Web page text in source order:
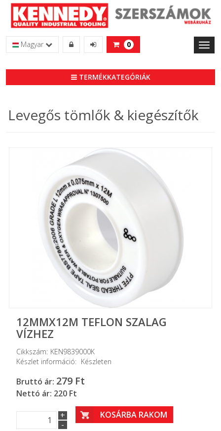
Magyar 0
TERMÉKKATEGÓRIÁK
Levegős tömlők & kiegészítők
12MMX12M TEFLON SZALAG
VÍZHEZ
Cikkszám: KEN9839000K
Készlet információ: Készleten
Bruttó ár: 279 Ft
Nettó ár: 220 Ft
+
-
KOSÁRBA RAKOM